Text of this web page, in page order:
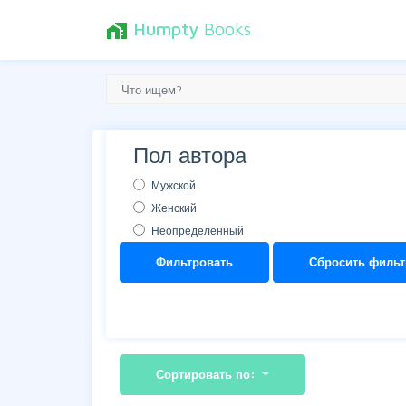
home_work Humpty Books
Пол автора
Мужской
Женский
Неопределенный
Фильтровать Сбросить
Сортировать по: